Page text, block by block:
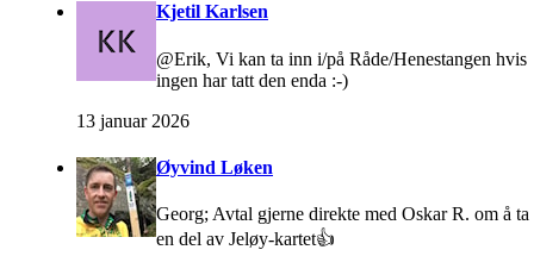
Kjetil Karlsen
@Erik, Vi kan ta inn i/på Råde/Henestangen hvis
ingen har tatt den enda :-)
13 januar 2026
Øyvind Løken
Georg; Avtal gjerne direkte med Oskar R. om å ta
en del av Jeløy-kartet👍